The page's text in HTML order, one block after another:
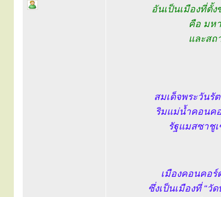
อันเป็นเมืองที่ตั้
คือ มห
และสถ
สมเด็จพระวันรั
ริมแม่น้ำคอนคอ
รัฐแมสซาชู
เมืองคอนคอร์
ซึ่งเป็นเมืองที่ “วั